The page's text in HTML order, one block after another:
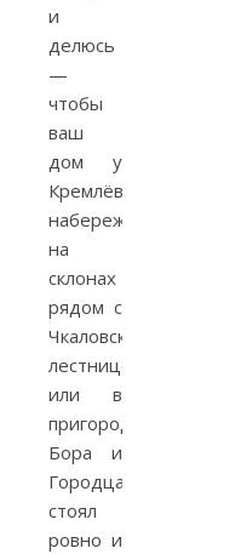
и
делюсь
—
чтобы
ваш
дом у
Кремлёвской
набережной,
на
склонах
рядом с
Чкаловской
лестницей
или в
пригорoдах
Борa и
Городца
стоял
ровно и